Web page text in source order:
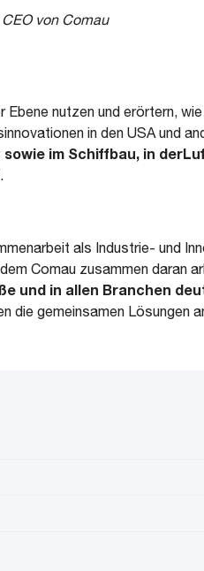
CEO von Comau
nutzen und erörtern,
in den USA und
im Schiffbau, in
als Industrie- und
Comau zusammen daran
und in allen Branchen
die gemeinsamen Lösungen